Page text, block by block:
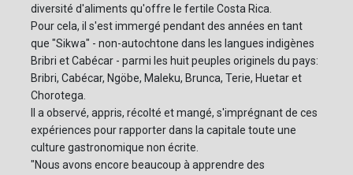
diversité d'aliments qu'offre le fertile Costa Rica.
Pour cela, il s'est immergé pendant des années en tant
que "Sikwa" - non-autochtone dans les langues indigènes
Bribri et Cabécar - parmi les huit peuples originels du pays:
Bribri, Cabécar, Ngöbe, Maleku, Brunca, Terie, Huetar et
Chorotega.
Il a observé, appris, récolté et mangé, s'imprégnant de ces
expériences pour rapporter dans la capitale toute une
culture gastronomique non écrite.
"Nous avons encore beaucoup à apprendre des